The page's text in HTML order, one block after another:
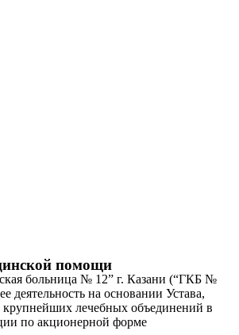
помощи
больница № 12” г. Казани (“ГКБ №
деятельность на основании Устава,
крупнейших лечебных объединений в
по акционерной форме